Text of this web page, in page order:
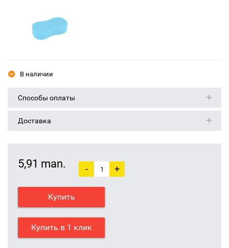
В наличии
Способы оплаты
Доставка
5,91 man. - +
Купить
Купить в 1 клик